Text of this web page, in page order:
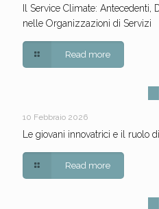
Il Service Climate:
nelle Organizzazioni di Servizi
Read more
10 Febbraio 2026
Le giovani innovatrici e il ruolo
Read more